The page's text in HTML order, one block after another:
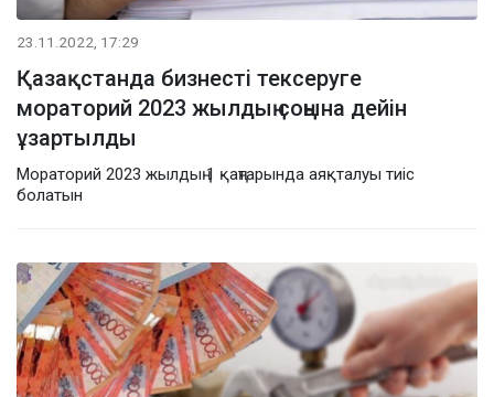
23.11.2022, 17:29
Қазақстанда бизнесті тексеруге
мораторий 2023 жылдың соңына дейін
ұзартылды
Мораторий 2023 жылдың 1 қаңтарында аяқталуы тиіс
болатын